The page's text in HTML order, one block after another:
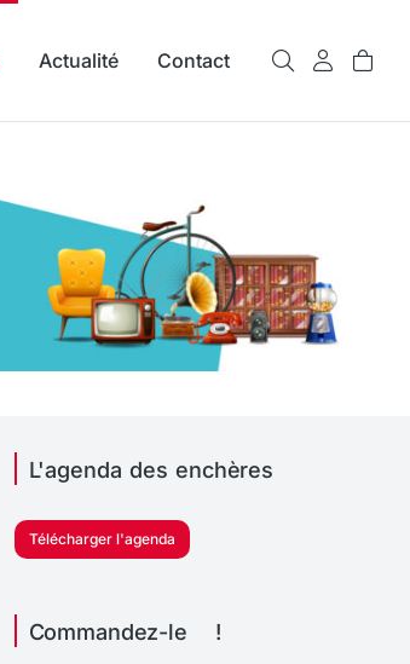
Actualité Contact
L'agenda des enchères
Télécharger l'agenda
Commandez-le !